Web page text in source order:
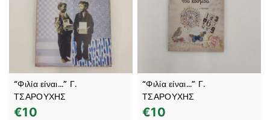
“Φιλία είναι…” Γ.
ΤΣΑΡΟΥΧΗΣ
€10
“Φιλία είναι…” Γ.
ΤΣΑΡΟΥΧΗΣ
€10